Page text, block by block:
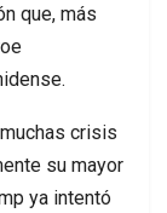
que, más
crisis
su mayor
ya intentó